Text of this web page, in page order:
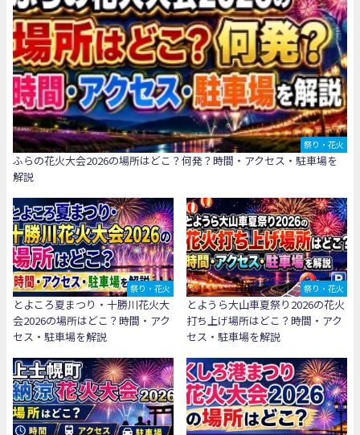
祭り・花火
ふらの花火大会2026の場所はどこ？何発？時間・アクセス・駐車場を
解説
祭り・花火
とよころ夏まつり・十勝川花火大
会2026の場所はどこ？時間・アク
セス・駐車場を解説
祭り・花火
とようら大山車夏祭り2026の花火
打ち上げ場所はどこ？時間・アク
セス・駐車場を解説